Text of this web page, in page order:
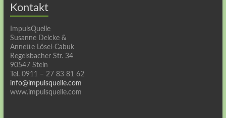
Kontakt
ImpulsQuelle
Susanne Deicke &
Annette Lösel-Cabuk
Regelsbacher Str. 34
90547 Stein
Tel. 0911 – 27 83 81 62
info@impulsquelle.com
www.impulsquelle.com